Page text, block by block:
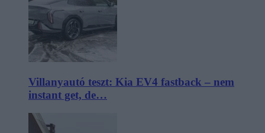
Villanyautó teszt: Kia EV4 fastback – nem
instant get, de…